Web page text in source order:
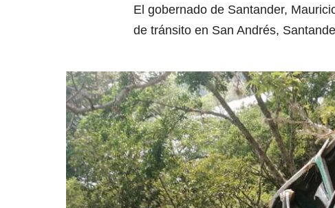
El gobernado de Santander,
de tránsito en San Andrés,